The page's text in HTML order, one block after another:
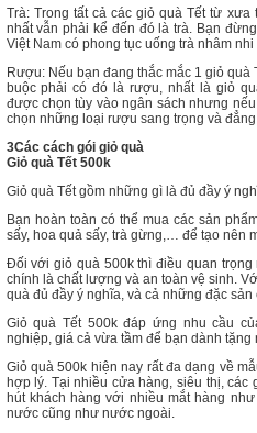
Trà: Trong tất cả các giỏ quà Tết từ
nhất vẫn phải kể đến đó là trà. Bạn
Việt Nam có phong tục uống trà nhâm
Rượu: Nếu bạn đang thắc mắc 1 giỏ
buộc phải có đó là rượu, nhất là giỏ
được chọn tùy vào ngân sách nhưng
chọn những loại rượu sang trọng và
3Các cách gói giỏ quà
Giỏ quà Tết 500k
Giỏ quà Tết gồm những gì là đủ đầy ý
Bạn hoàn toàn có thể mua các sản
sấy, hoa quả sấy, trà gừng,… để tạo nên
Đối với giỏ quà 500k thì điều quan
chính là chất lượng và an toàn vệ sinh.
quà đủ đầy ý nghĩa, và cả những đặc sản
Giỏ quà Tết 500k đáp ứng nhu cầu
nghiệp, giá cả vừa tầm để bạn dành
Giỏ quà 500k hiện nay rất đa dạng về
hợp lý. Tại nhiều cửa hàng, siêu thị,
hút khách hàng với nhiều mắt hàng
nước cũng như nước ngoài.